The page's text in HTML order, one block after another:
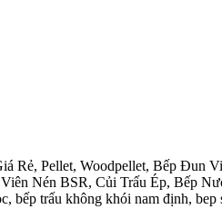
Rẻ, Pellet, Woodpellet, Bếp Đun
Nén BSR, Củi Trấu Ép, Bếp
trấu không khói nam định,